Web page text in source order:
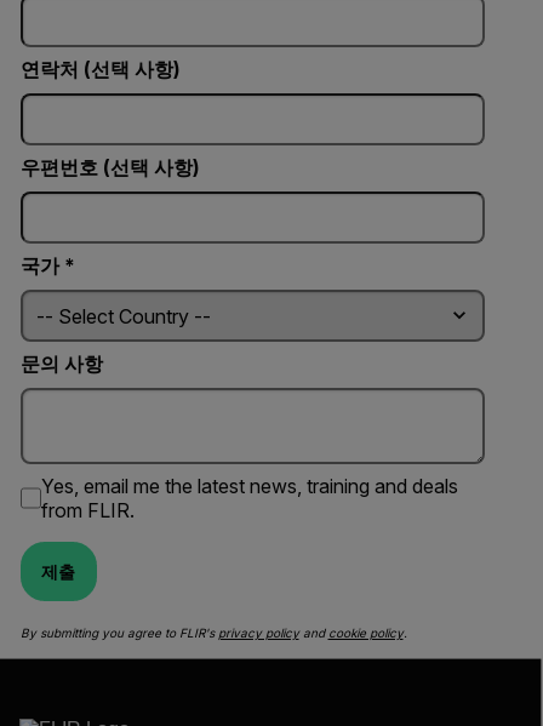
연락처 (선택 사항)
우편번호 (선택 사항)
국가 *
문의 사항
Yes, email me the latest news, training and deals
from FLIR.
제출
By submitting you agree to FLIR's privacy policyand cookie policy.